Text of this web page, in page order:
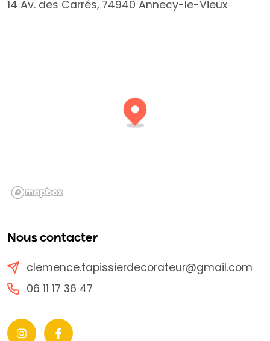
14 Av. des Carrés, 74940 Annecy-le-Vieux
Nous contacter
clemence.tapissierdecorateur@gmail.com
06 11 17 36 47